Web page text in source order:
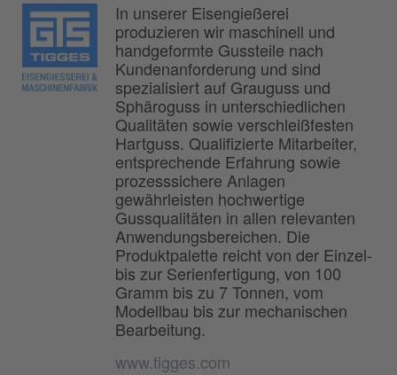
In unserer Eisengießerei
produzieren wir maschinell und
handgeformte Gussteile nach
Kundenanforderung und sind
spezialisiert auf Grauguss und
Sphäroguss in unterschiedlichen
Qualitäten sowie verschleißfesten
Hartguss. Qualifizierte Mitarbeiter,
entsprechende Erfahrung sowie
prozesssichere Anlagen
gewährleisten hochwertige
Gussqualitäten in allen relevanten
Anwendungsbereichen. Die
Produktpalette reicht von der Einzel-
bis zur Serienfertigung, von 100
Gramm bis zu 7 Tonnen, vom
Modellbau bis zur mechanischen
Bearbeitung.
www.tigges.com